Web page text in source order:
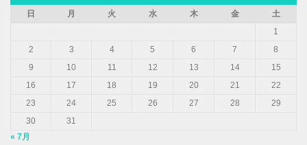
日
月 火 水 木 金
土
1
2
3 4 5 6 7
8
9
10 11 12 13 14
15
16
17 18 19 20 21
22
23
24 25 26 27 28
29
30
31
« 7月